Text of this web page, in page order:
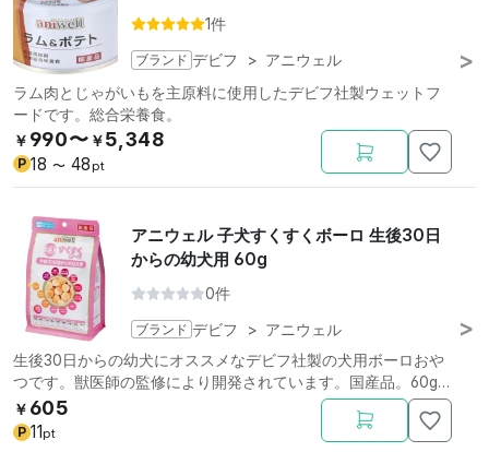
1件
ブランド デビフ > アニウェル
ラム肉とじゃがいもを主原料に使用したデビフ社製ウェットフ
ードです。総合栄養食。
￥ 990〜 ￥5,348
P 18 〜 48 pt
アニウェル 子犬すくすくボーロ 生後30日
からの幼犬用 60g
0件
ブランド デビフ > アニウェル
生後30日からの幼犬にオススメなデビフ社製の犬用ボーロおや
つです。獣医師の監修により開発されています。国産品。60g
入り。
￥ 605
P 11pt